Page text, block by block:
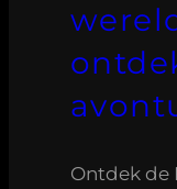
Ontdek de